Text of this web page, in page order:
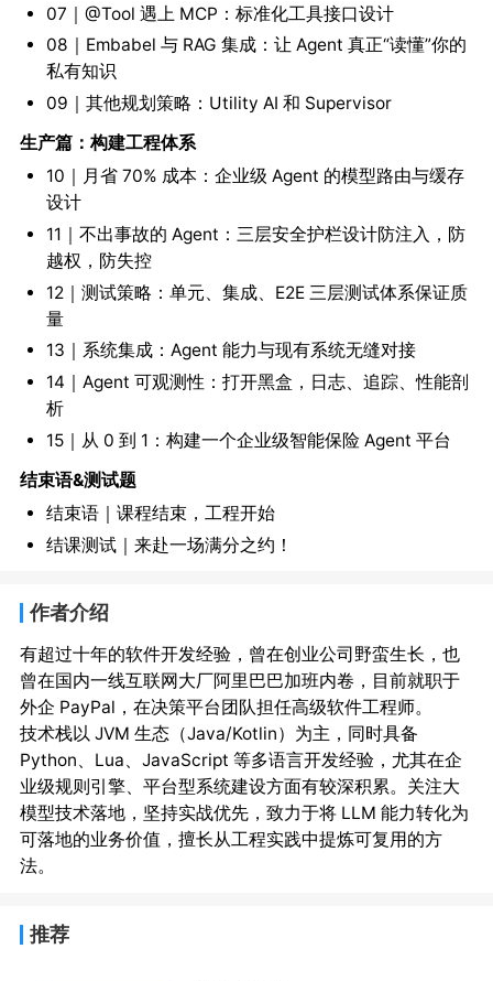
07｜@Tool 遇上 MCP：标准化工具接口设计
08｜Embabel 与 RAG 集成：让 Agent 真正“读懂”你的
私有知识
09｜其他规划策略：Utility AI 和 Supervisor
生产篇：构建工程体系
10｜月省 70% 成本：企业级 Agent 的模型路由与缓存
设计
11｜不出事故的 Agent：三层安全护栏设计防注入，防
越权，防失控
12｜测试策略：单元、集成、E2E 三层测试体系保证质
量
13｜系统集成：Agent 能力与现有系统无缝对接
14｜Agent 可观测性：打开黑盒，日志、追踪、性能剖
析
15｜从 0 到 1：构建一个企业级智能保险 Agent 平台
结束语&测试题
结束语｜课程结束，工程开始
结课测试｜来赴一场满分之约！
作者介绍
有超过十年的软件开发经验，曾在创业公司野蛮生长，也
曾在国内一线互联网大厂阿里巴巴加班内卷，目前就职于
外企 PayPal，在决策平台团队担任高级软件工程师。
技术栈以 JVM 生态（Java/Kotlin）为主，同时具备
Python、Lua、JavaScript 等多语言开发经验，尤其在企
业级规则引擎、平台型系统建设方面有较深积累。关注大
模型技术落地，坚持实战优先，致力于将 LLM 能力转化为
可落地的业务价值，擅长从工程实践中提炼可复用的方
推荐